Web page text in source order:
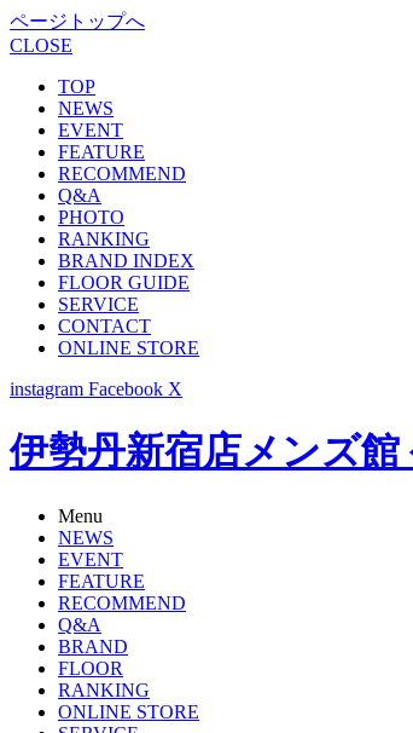
ページトップへ
CLOSE
TOP
NEWS
EVENT
FEATURE
RECOMMEND
Q&A
PHOTO
RANKING
BRAND INDEX
FLOOR GUIDE
SERVICE
CONTACT
ONLINE STORE
instagram Facebook X
伊勢丹新宿店メンズ
Menu
NEWS
EVENT
FEATURE
RECOMMEND
Q&A
BRAND
FLOOR
RANKING
ONLINE STORE